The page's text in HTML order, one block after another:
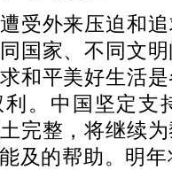
受外来压迫和
国家、不同文
和平美好生活
。中国坚定支
完整，将继续
及的帮助。明